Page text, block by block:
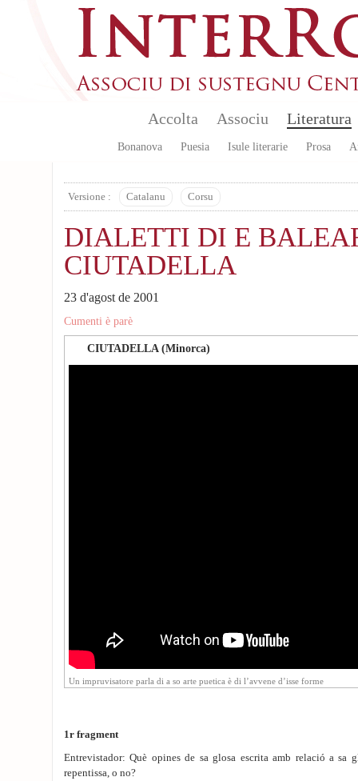
Accolta Associu Literatura
Bonanova Puesia Isule literarie Prosa
Versione : Catalanu Corsu
DIALETTI DI E
CIUTADELLA
23 d'agost de 2001
Cumenti è parè
CIUTADELLA (Minorca)
Un impruvisatore parla di a so arte puetica è di l’avvene d’isse forme
1r fragment
Entrevistador: Què opines de sa glosa escrita amb relació a sa
repentissa, o no?